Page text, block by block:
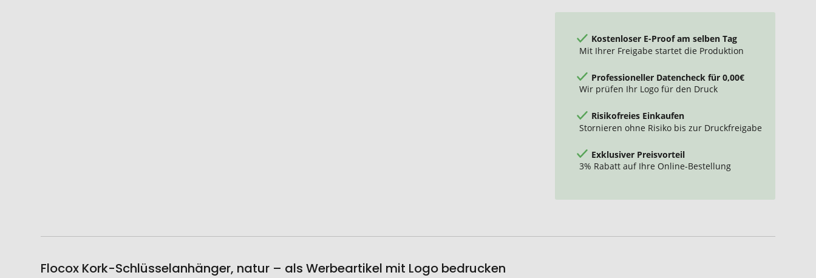
Kostenloser E-Proof am selben Tag
Mit Ihrer Freigabe startet die Produktion
Professioneller Datencheck für 0,00€
Wir prüfen Ihr Logo für den Druck
Risikofreies Einkaufen
Stornieren ohne Risiko bis zur Druckfreigabe
Exklusiver Preisvorteil
3% Rabatt auf Ihre Online-Bestellung
Flocox Kork-Schlüsselanhänger, natur – als Werbeartikel mit Logo bedrucken